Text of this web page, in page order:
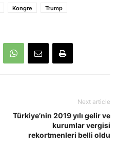
Kongre Trump
Next article
Türkiye’nin 2019 yılı gelir ve
kurumlar vergisi
rekortmenleri belli oldu